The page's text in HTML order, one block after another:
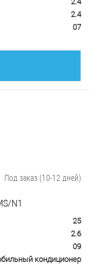
2.4
07
Под заказ (10-12 дней)
N1
25
2.6
09
кондиционер